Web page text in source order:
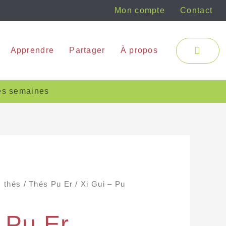
Mon compte Contact
Apprendre Partager À propos
semaines
thés /Thés Pu Er / Xi Gui – Pu